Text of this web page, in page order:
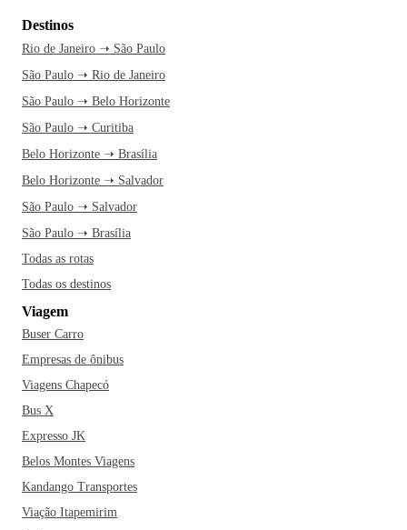
Destinos
Rio de Janeiro ➝ São Paulo
São Paulo ➝ Rio de Janeiro
São Paulo ➝ Belo Horizonte
São Paulo ➝ Curitiba
Belo Horizonte ➝ Brasília
Belo Horizonte ➝ Salvador
São Paulo ➝ Salvador
São Paulo ➝ Brasília
Todas as rotas
Todas os destinos
Viagem
Buser Carro
Empresas de ônibus
Viagens Chapecó
Bus X
Expresso JK
Belos Montes Viagens
Kandango Transportes
Viação Itapemirim